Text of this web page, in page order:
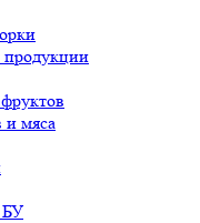
продукции
и мяса
БУ